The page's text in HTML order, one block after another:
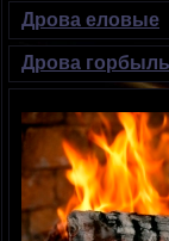
Дрова еловые
Дрова горбыль